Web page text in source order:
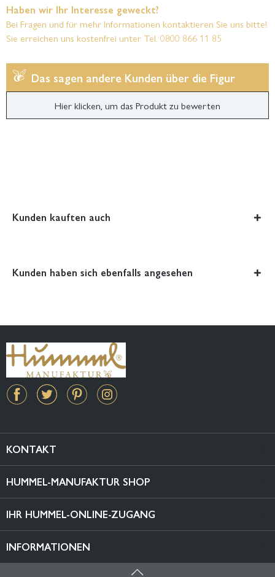
Haben wir Ihr Interesse geweckt?
Bei Fragen und für mehr Informationen kontaktieren Sie uns bitte!
Sie erreichen uns kostenfrei unter Tel. 0800 866 11 85
Das sagen andere Kunden über die Figur
Hier klicken, um das Produkt zu bewerten
Kunden kauften auch
Kunden haben sich ebenfalls angesehen
KONTAKT
HUMMEL-MANUFAKTUR SHOP
IHR HUMMEL-ONLINE-ZUGANG
INFORMATIONEN